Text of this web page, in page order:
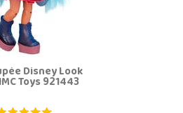
Disney Look
Toys 921443